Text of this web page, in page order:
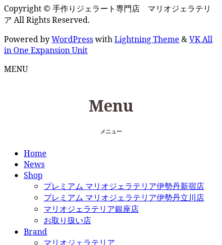
Copyright © 手作りジェラート専門店 マリオジェラテリ
ア All Rights Reserved.
Powered byWordPresswithLightning Theme &VK All
in One Expansion Unit
MENU
Menu
メニュー
Home
News
Shop
プレミアム マリオジェラテリア伊勢丹新宿店
プレミアム マリオジェラテリア伊勢丹立川店
マリオジェラテリア銀座店
お取り扱い店
Brand
マリオジェラテリア